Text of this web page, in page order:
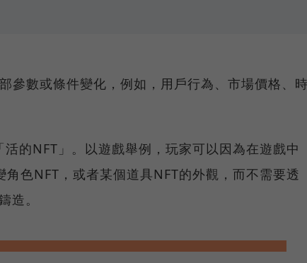
參數或條件變化，例如，用戶行為、市場價格、
的NFT」。以遊戲舉例，玩家可以因為在遊戲中
色NFT，或者某個道具NFT的外觀，而不需要透
造。